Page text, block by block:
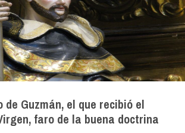
de Guzmán, el que recibió el
faro de la buena doctrina